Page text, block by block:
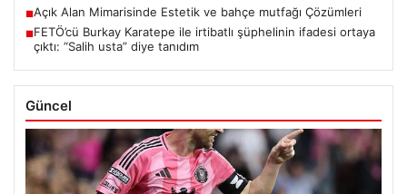
■Açık Alan Mimarisinde Estetik ve bahçe mutfağı Çözümleri
■FETÖ’cü Burkay Karatepe ile irtibatlı şüphelinin ifadesi ortaya
çıktı: “Salih usta” diye tanıdım
Güncel